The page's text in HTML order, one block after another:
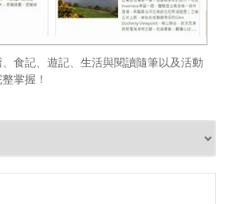
食記、遊記、生活與閱讀隨筆以及活動
掌握！